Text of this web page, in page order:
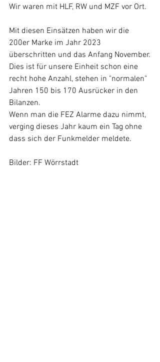
Wir waren mit HLF, RW und MZF vor Ort.
Mit diesen Einsätzen haben wir die
200er Marke im Jahr 2023
überschritten und das Anfang November.
Dies ist für unsere Einheit schon eine
recht hohe Anzahl, stehen in "normalen"
Jahren 150 bis 170 Ausrücker in den
Bilanzen.
Wenn man die FEZ Alarme dazu nimmt,
verging dieses Jahr kaum ein Tag ohne
dass sich der Funkmelder meldete.
Bilder: FF Wörrstadt